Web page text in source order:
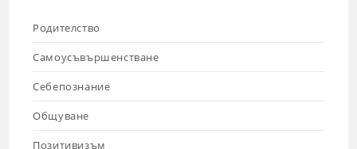
Родителство
Самоусъвършенстване
Себепознание
Общуване
Позитивизъм